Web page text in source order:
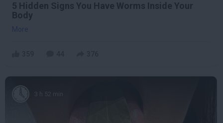
5 Hidden Signs You Have Worms Inside Your
Body
More
3 h 52 min